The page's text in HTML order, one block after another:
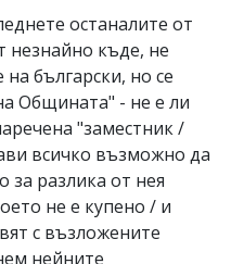
останалите от
незнайно къде, не
български, но се
Общината" - не е ли
"заместник /
всичко възможно да
за разлика от нея
не е купено / и
с възложените
нейните